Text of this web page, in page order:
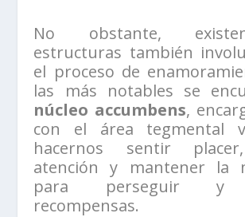
No obstante,
estructuras también
el proceso de
las más notables se
núcleo accumbens,
con el área tegmental
hacernos sentir
atención y mantener la
para perseguir y
recompensas.